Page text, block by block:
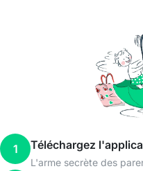
1 Téléchargez
L'arme secrète des